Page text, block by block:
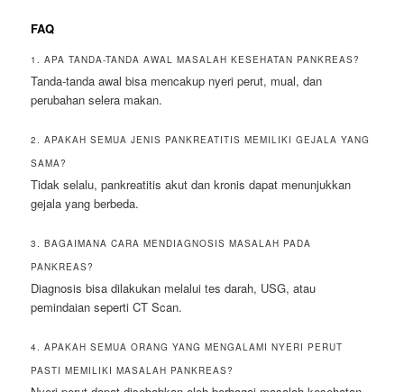
FAQ
1. APA TANDA-TANDA AWAL MASALAH KESEHATAN PANKREAS?
Tanda-tanda awal bisa mencakup nyeri perut, mual, dan
perubahan selera makan.
2. APAKAH SEMUA JENIS PANKREATITIS MEMILIKI GEJALA YANG
SAMA?
Tidak selalu, pankreatitis akut dan kronis dapat menunjukkan
gejala yang berbeda.
3. BAGAIMANA CARA MENDIAGNOSIS MASALAH PADA
PANKREAS?
Diagnosis bisa dilakukan melalui tes darah, USG, atau
pemindaian seperti CT Scan.
4. APAKAH SEMUA ORANG YANG MENGALAMI NYERI PERUT
PASTI MEMILIKI MASALAH PANKREAS?